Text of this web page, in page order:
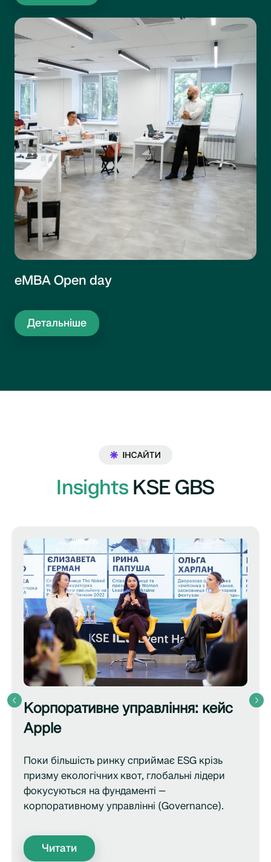
еMBA Open day
Детальніше
Insights KSE GBS
Корпоративне управління: кейс
Apple
Поки більшість ринку сприймає ESG крізь
призму екологічних квот, глобальні лідери
фокусуються на фундаменті —
корпоративному управлінні (Governance).
Читати